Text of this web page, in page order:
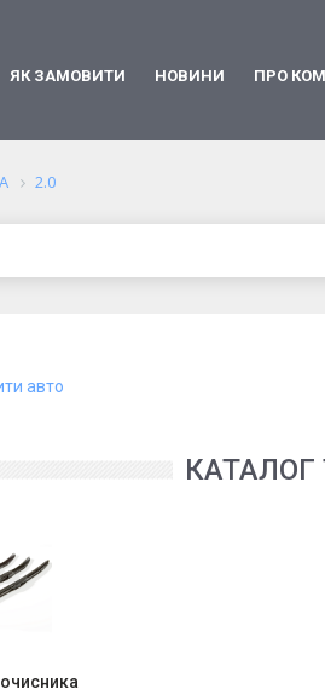
ЯК ЗАМОВИТИ НОВИНИ ПРО
2.0
авто
КАТАЛОГ